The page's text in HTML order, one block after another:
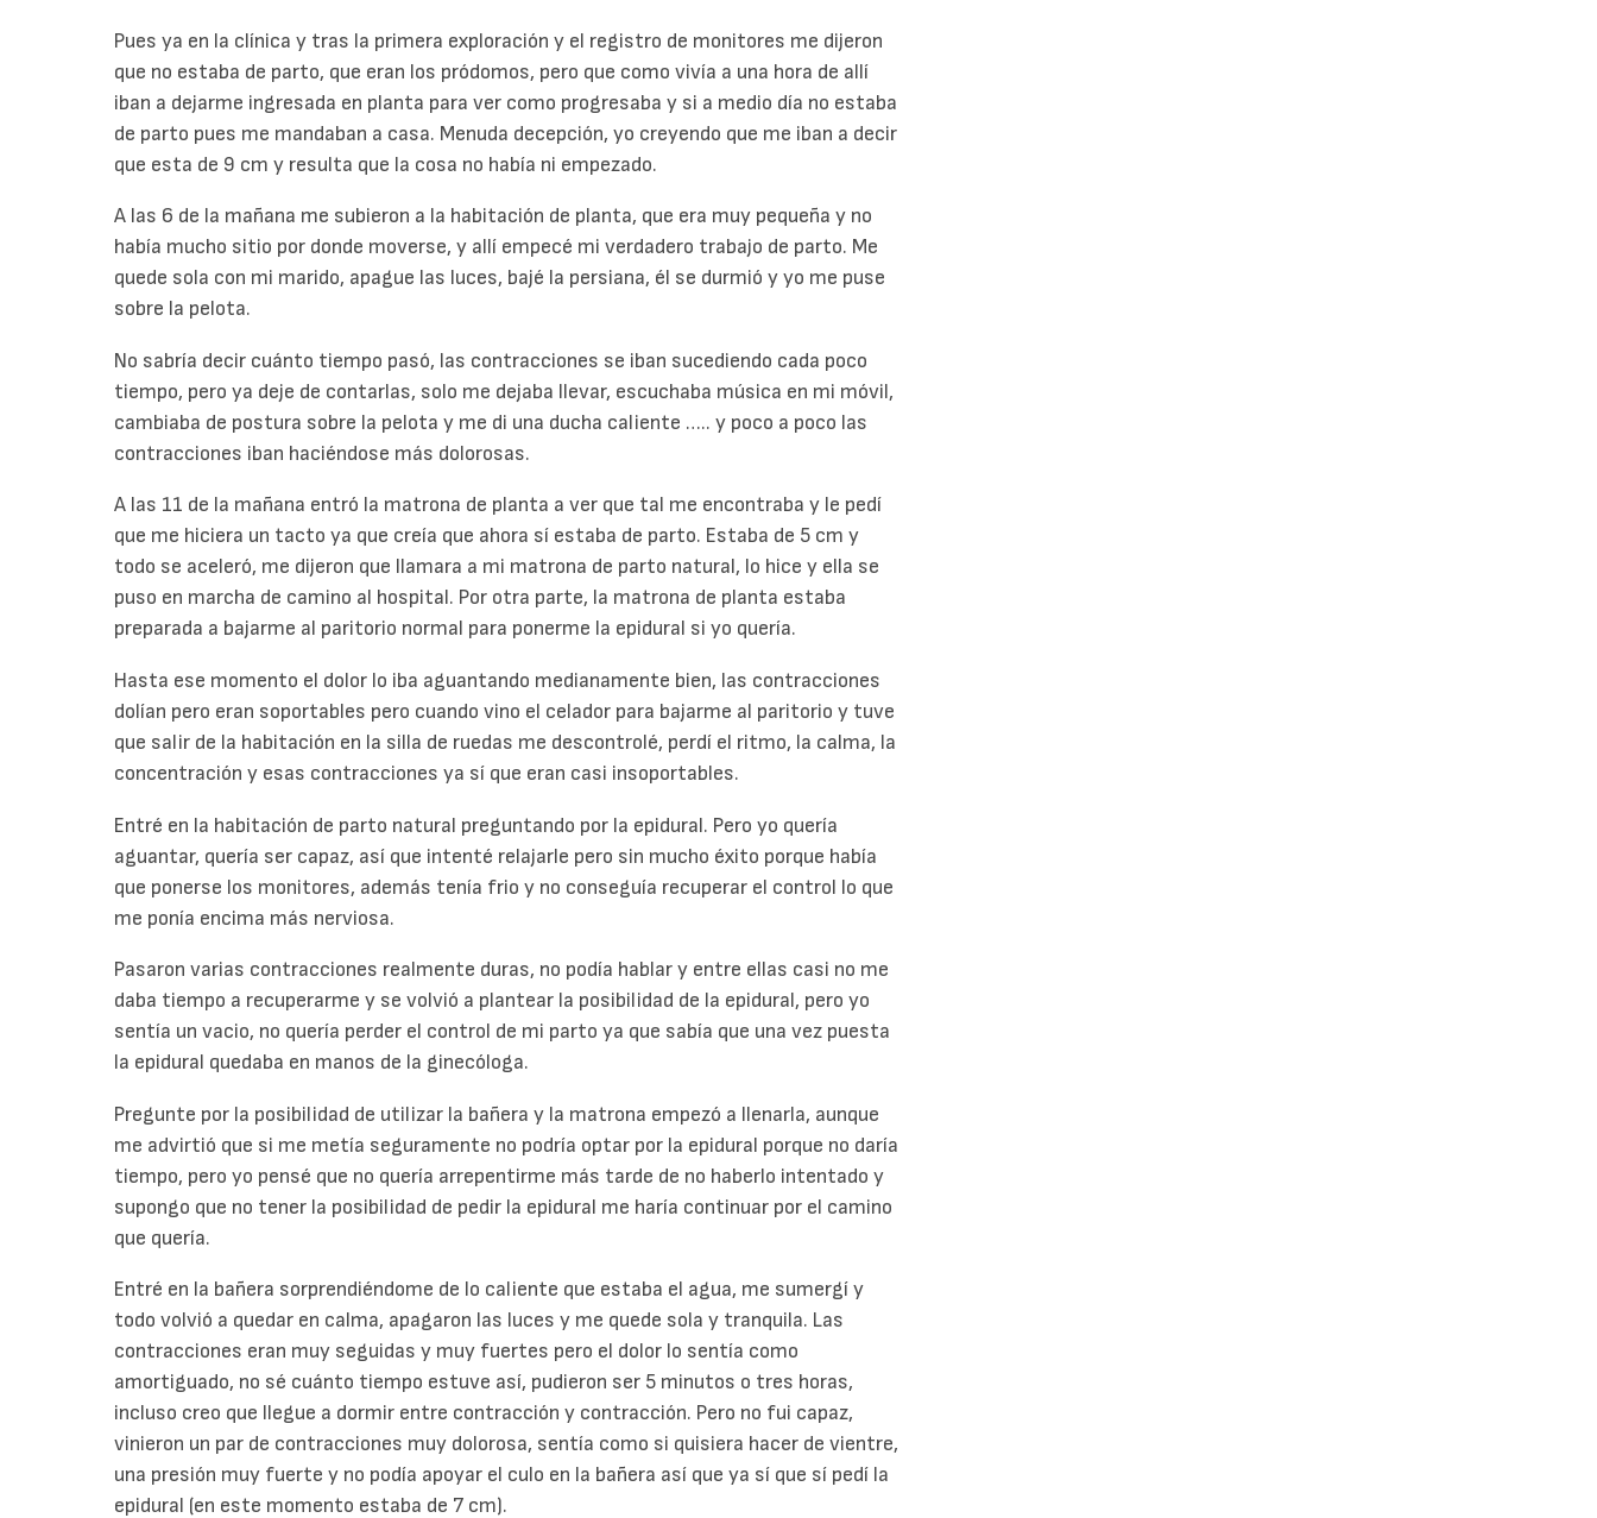
Pues ya en la clínica y tras la primera exploración y el registro de monitores me dijeron
que no estaba de parto, que eran los pródomos, pero que como vivía a una hora de allí
iban a dejarme ingresada en planta para ver como progresaba y si a medio día no estaba
de parto pues me mandaban a casa. Menuda decepción, yo creyendo que me iban a decir
que esta de 9 cm y resulta que la cosa no había ni empezado.
A las 6 de la mañana me subieron a la habitación de planta, que era muy pequeña y no
había mucho sitio por donde moverse, y allí empecé mi verdadero trabajo de parto. Me
quede sola con mi marido, apague las luces, bajé la persiana, él se durmió y yo me puse
sobre la pelota.
No sabría decir cuánto tiempo pasó, las contracciones se iban sucediendo cada poco
tiempo, pero ya deje de contarlas, solo me dejaba llevar, escuchaba música en mi móvil,
cambiaba de postura sobre la pelota y me di una ducha caliente ….. y poco a poco las
contracciones iban haciéndose más dolorosas.
A las 11 de la mañana entró la matrona de planta a ver que tal me encontraba y le pedí
que me hiciera un tacto ya que creía que ahora sí estaba de parto. Estaba de 5 cm y
todo se aceleró, me dijeron que llamara a mi matrona de parto natural, lo hice y ella se
puso en marcha de camino al hospital. Por otra parte, la matrona de planta estaba
preparada a bajarme al paritorio normal para ponerme la epidural si yo quería.
Hasta ese momento el dolor lo iba aguantando medianamente bien, las contracciones
dolían pero eran soportables pero cuando vino el celador para bajarme al paritorio y tuve
que salir de la habitación en la silla de ruedas me descontrolé, perdí el ritmo, la calma, la
concentración y esas contracciones ya sí que eran casi insoportables.
Entré en la habitación de parto natural preguntando por la epidural. Pero yo quería
aguantar, quería ser capaz, así que intenté relajarle pero sin mucho éxito porque había
que ponerse los monitores, además tenía frio y no conseguía recuperar el control lo que
me ponía encima más nerviosa.
Pasaron varias contracciones realmente duras, no podía hablar y entre ellas casi no me
daba tiempo a recuperarme y se volvió a plantear la posibilidad de la epidural, pero yo
sentía un vacio, no quería perder el control de mi parto ya que sabía que una vez puesta
la epidural quedaba en manos de la ginecóloga.
Pregunte por la posibilidad de utilizar la bañera y la matrona empezó a llenarla, aunque
me advirtió que si me metía seguramente no podría optar por la epidural porque no daría
tiempo, pero yo pensé que no quería arrepentirme más tarde de no haberlo intentado y
supongo que no tener la posibilidad de pedir la epidural me haría continuar por el camino
que quería.
Entré en la bañera sorprendiéndome de lo caliente que estaba el agua, me sumergí y
todo volvió a quedar en calma, apagaron las luces y me quede sola y tranquila. Las
contracciones eran muy seguidas y muy fuertes pero el dolor lo sentía como
amortiguado, no sé cuánto tiempo estuve así, pudieron ser 5 minutos o tres horas,
incluso creo que llegue a dormir entre contracción y contracción. Pero no fui capaz,
vinieron un par de contracciones muy dolorosa, sentía como si quisiera hacer de vientre,
una presión muy fuerte y no podía apoyar el culo en la bañera así que ya sí que sí pedí la
epidural (en este momento estaba de 7 cm).